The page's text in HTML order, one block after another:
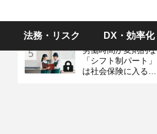
法務・リスク DX・効率化
5
労働時間が変則的な
「シフト制パート」
は社会保険に入るべ